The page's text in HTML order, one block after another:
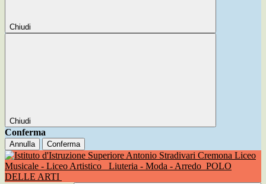
Chiudi
Chiudi
Conferma
Annulla Conferma
Liceo
Musicale - Liceo Artistico
Liuteria - Moda - Arredo POLO
DELLE ARTI